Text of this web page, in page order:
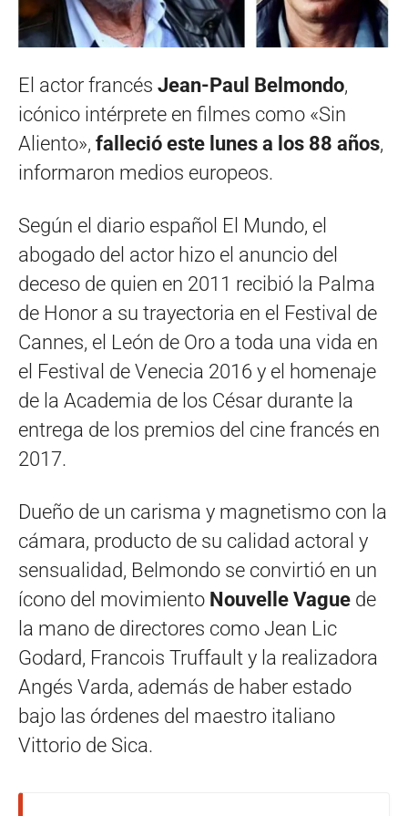
El actor francés Jean-Paul Belmondo,
icónico intérprete en filmes como «Sin
Aliento», falleció este lunes a los 88 años,
informaron medios europeos.
Según el diario español El Mundo, el
abogado del actor hizo el anuncio del
deceso de quien en 2011 recibió la Palma
de Honor a su trayectoria en el Festival de
Cannes, el León de Oro a toda una vida en
el Festival de Venecia 2016 y el homenaje
de la Academia de los César durante la
entrega de los premios del cine francés en
2017.
Dueño de un carisma y magnetismo con la
cámara, producto de su calidad actoral y
sensualidad, Belmondo se convirtió en un
ícono del movimiento Nouvelle Vague de
la mano de directores como Jean Lic
Godard, Francois Truffault y la realizadora
Angés Varda, además de haber estado
bajo las órdenes del maestro italiano
Vittorio de Sica.